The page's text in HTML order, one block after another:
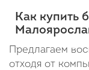
Как купить
Предлагаем
отходя от